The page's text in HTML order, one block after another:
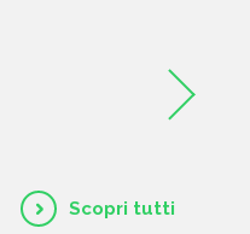
Scopri tutti